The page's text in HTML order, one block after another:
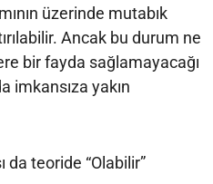
üzerinde mutabık
Ancak bu durum ne
bir fayda sağlamayacağı
imkansıza yakın
da teoride “Olabilir”